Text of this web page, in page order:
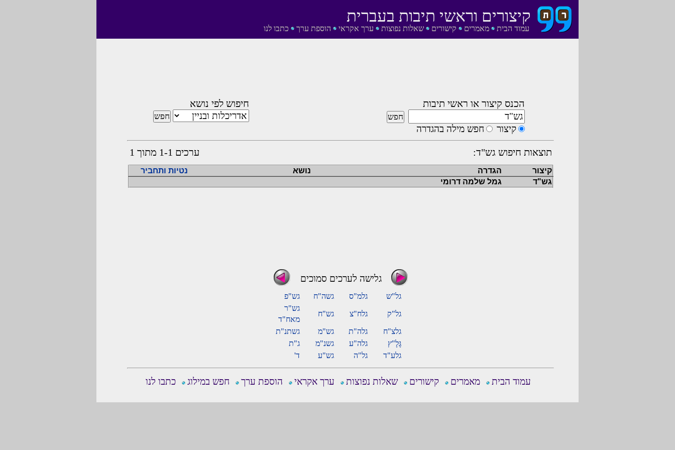
עמוד הבית מאמרים קישורים שאלות נפוצות ערך אקראי הוספת ערך כתבו לנו
קיצורים וראשי תיבות בעברית
הכנס קיצור או ראשי תיבות
קיצור חפש מילה בהגדרה
חיפוש לפי נושא
תוצאות חיפוש גש"ד: ערכים 1-1 מתוך 1
קיצור הגדרה נושא
נטיות ותחביר
גש"ד
גמל שלמה דרומי
גלישה לערכים סמוכים
גל"ש גלמ"ס גשה"ח גש"פ
גל"ק גלח"צ גש"ח
גש"ר
מאח"ד
גלצ"ח
גלה"ת גש"מ
גשתנ"ת
גָּלָ"ץ
גלה"ע גשנ"מ
ג"ת
גלע"ד
גל"ה גש"ע ד'
עמוד הבית מאמרים קישורים שאלות נפוצות ערך אקראי הוספת ערך חפש במילוג כתבו לנו